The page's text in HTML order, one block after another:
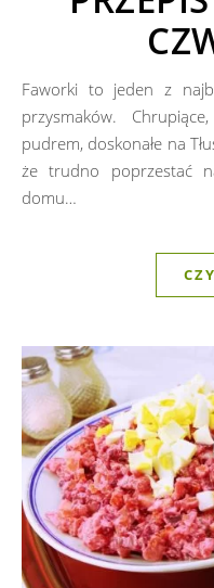
Faworki to jeden z najbardziej lubianych karnawałowych
przysmaków.
pudrem, doskonałe na
że trudno poprzestać
domu…